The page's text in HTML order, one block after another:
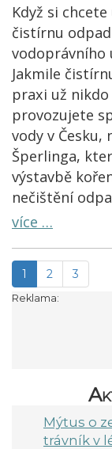
Když si
čistírnu
vodoprávního
Jakmile
praxi už
provozujete
vody v Česku,
Šperlinga,
výstavbě
nečištění
více …
1 2 3
Reklama:
Mýtus o
trávník v